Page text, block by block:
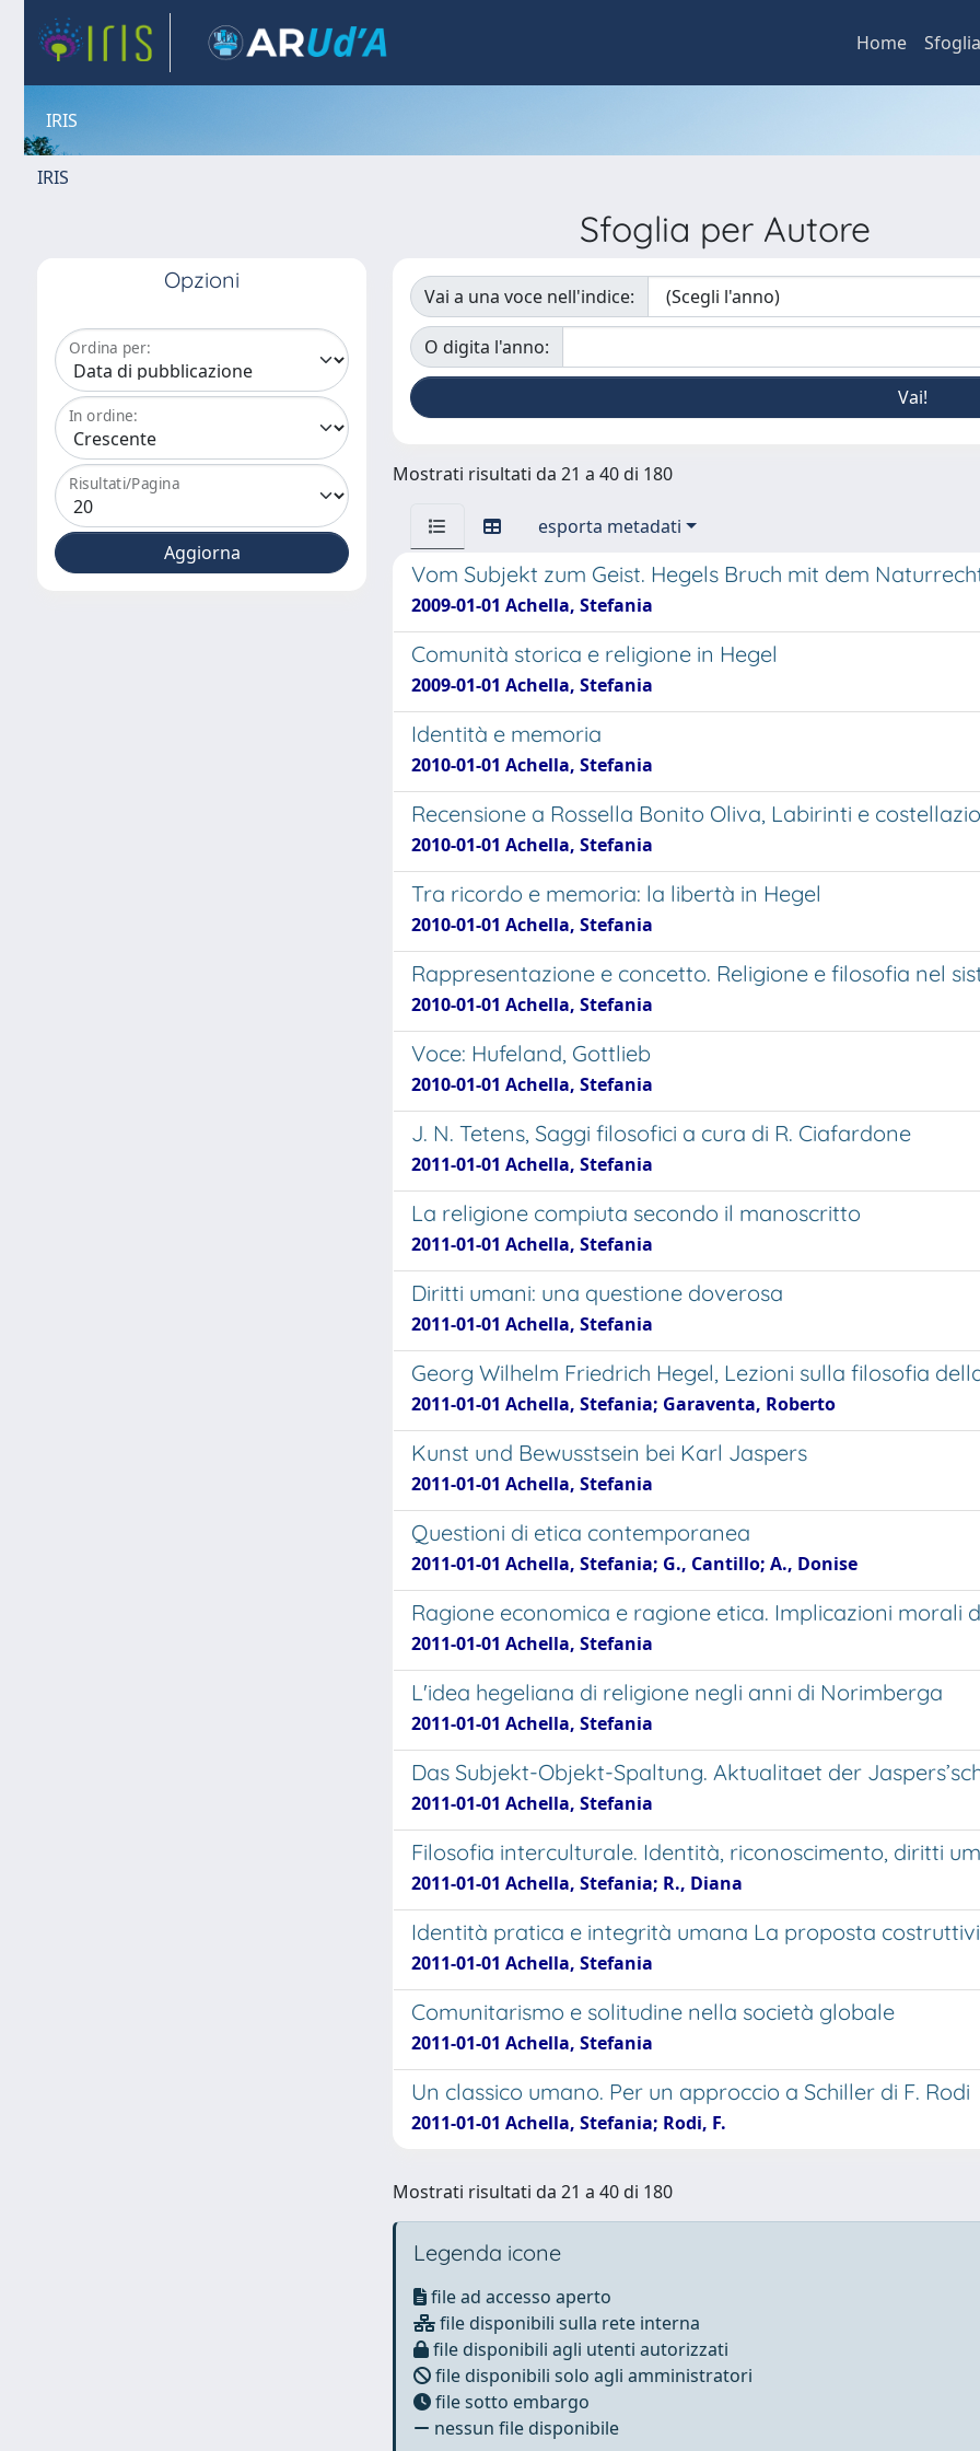
Home Sfoglia
IRIS
IRIS
Sfoglia per Autore
Opzioni
Ordina per:
In ordine:
Risultati/Pagina
Vai a una voce nell'indice:
O digita l'anno:
Mostrati risultati da 21 a 40 di 180
esporta metadati
Vom Subjekt zum Geist. Hegels Bruch mit dem
2009-01-01 Achella, Stefania
Comunità storica e religione in Hegel
2009-01-01 Achella, Stefania
Identità e memoria
2010-01-01 Achella, Stefania
Recensione a Rossella Bonito Oliva, Labirinti e
2010-01-01 Achella, Stefania
Tra ricordo e memoria: la libertà in Hegel
2010-01-01 Achella, Stefania
Rappresentazione e concetto. Religione e filosofia nel
2010-01-01 Achella, Stefania
Voce: Hufeland, Gottlieb
2010-01-01 Achella, Stefania
J. N. Tetens, Saggi filosofici a cura di R. Ciafardone
2011-01-01 Achella, Stefania
La religione compiuta secondo il manoscritto
2011-01-01 Achella, Stefania
Diritti umani: una questione doverosa
2011-01-01 Achella, Stefania
Georg Wilhelm Friedrich Hegel, Lezioni sulla filosofia
2011-01-01 Achella, Stefania; Garaventa, Roberto
Kunst und Bewusstsein bei Karl Jaspers
2011-01-01 Achella, Stefania
Questioni di etica contemporanea
2011-01-01 Achella, Stefania; G., Cantillo; A., Donise
Ragione economica e ragione etica. Implicazioni morali
2011-01-01 Achella, Stefania
L'idea hegeliana di religione negli anni di Norimberga
2011-01-01 Achella, Stefania
Das Subjekt-Objekt-Spaltung. Aktualitaet der
2011-01-01 Achella, Stefania
Filosofia interculturale. Identità, riconoscimento, diritti
2011-01-01 Achella, Stefania; R., Diana
Identità pratica e integrità umana La proposta
2011-01-01 Achella, Stefania
Comunitarismo e solitudine nella società globale
2011-01-01 Achella, Stefania
Un classico umano. Per un approccio a Schiller di F. Rodi
2011-01-01 Achella, Stefania; Rodi, F.
Mostrati risultati da 21 a 40 di 180
Legenda icone
file ad accesso aperto
file disponibili sulla rete interna
file disponibili agli utenti autorizzati
file disponibili solo agli amministratori
file sotto embargo
nessun file disponibile